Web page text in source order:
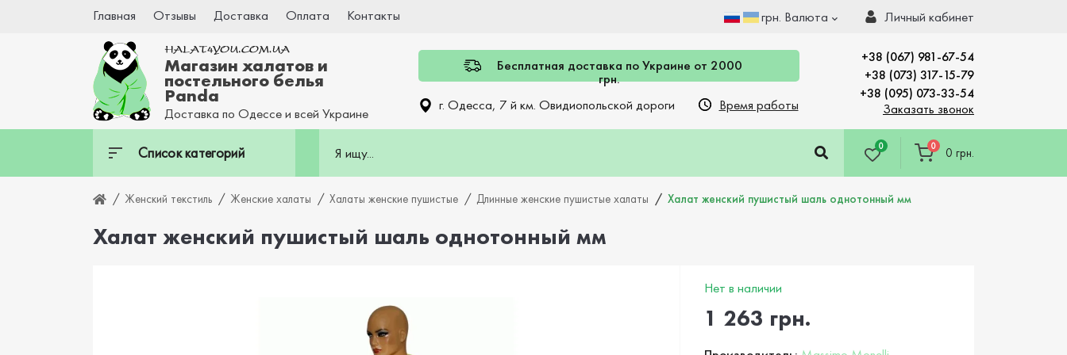
Главная Отзывы Доставка Оплата Контакты грн. Валюта Личный кабинет
Магазин халатов и
постельного белья
Panda
Доставка по Одессе и всей Украине
Бесплатная доставка по Украине от 2000
грн.
г. Одесса, 7 й км. Овидиопольской дороги
Время работы
+38 (067) 981-67-54
+38 (073) 317-15-79
+38 (095) 073-33-54
Заказать звонок
Список категорий 0 0 0 грн.
Женский текстиль Женские халаты Халаты женские пушистые Длинные женские пушистые халаты Халат женский пушистый шаль однотонный мм
Халат женский пушистый шаль однотонный мм
Нет в наличии
1 263 грн.